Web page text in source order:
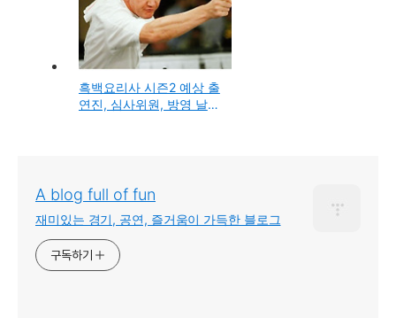
흑백요리사 시즌2 예상 출
연진, 심사위원, 방영 날짜
A blog full of fun
재미있는 경기, 공연, 즐거움이 가득한 블로그
구독하기